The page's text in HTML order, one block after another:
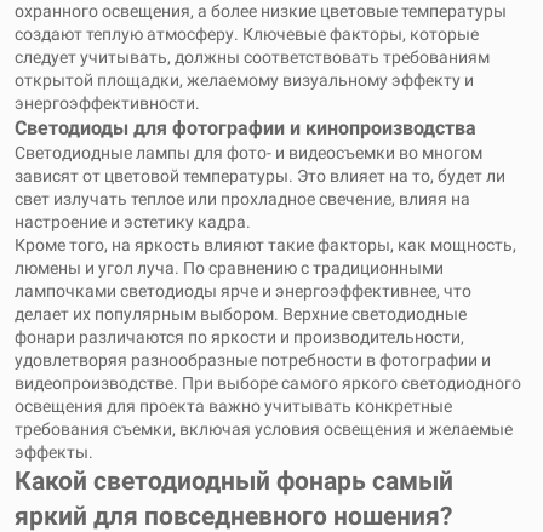
охранного освещения, а более низкие цветовые температуры
создают теплую атмосферу. Ключевые факторы, которые
следует учитывать, должны соответствовать требованиям
открытой площадки, желаемому визуальному эффекту и
энергоэффективности.
Светодиоды для фотографии и кинопроизводства
Светодиодные лампы для фото- и видеосъемки во многом
зависят от цветовой температуры. Это влияет на то, будет ли
свет излучать теплое или прохладное свечение, влияя на
настроение и эстетику кадра.
Кроме того, на яркость влияют такие факторы, как мощность,
люмены и угол луча. По сравнению с традиционными
лампочками светодиоды ярче и энергоэффективнее, что
делает их популярным выбором. Верхние светодиодные
фонари различаются по яркости и производительности,
удовлетворяя разнообразные потребности в фотографии и
видеопроизводстве. При выборе самого яркого светодиодного
освещения для проекта важно учитывать конкретные
требования съемки, включая условия освещения и желаемые
эффекты.
Какой светодиодный фонарь самый
яркий для повседневного ношения?